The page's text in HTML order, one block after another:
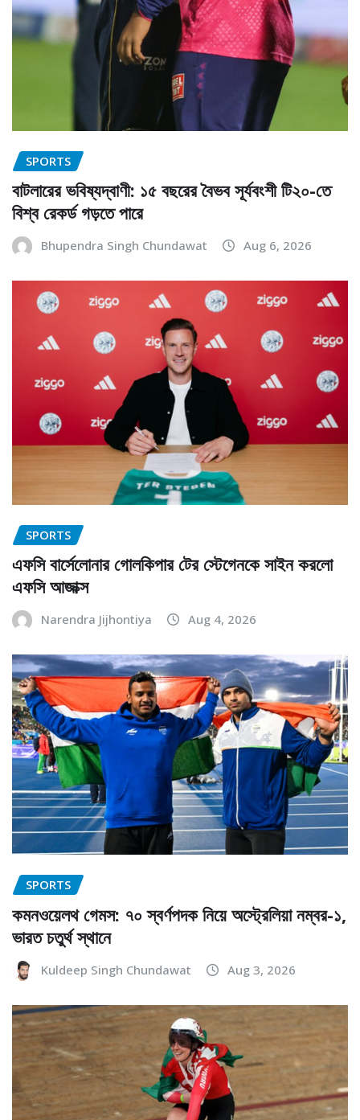
SPORTS
বাটলারের ভবিষ্যদ্বাণী: ১৫ বছরের বৈভব সূর্যবংশী টি২০-তে
বিশ্ব রেকর্ড গড়তে পারে
Bhupendra Singh Chundawat Aug 6, 2026
SPORTS
এফসি বার্সেলোনার গোলকিপার টের স্টেগেনকে সাইন করলো
এফসি আজাক্স
Narendra Jijhontiya Aug 4, 2026
SPORTS
কমনওয়েলথ গেমস: ৭০ স্বর্ণপদক নিয়ে অস্ট্রেলিয়া নম্বর-১,
ভারত চতুর্থ স্থানে
Kuldeep Singh Chundawat Aug 3, 2026